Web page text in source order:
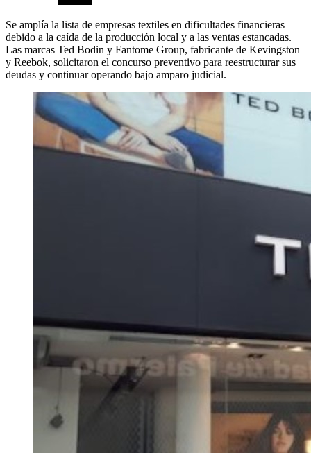
Se amplía la lista de empresas textiles en dificultades financieras
debido a la caída de la producción local y a las ventas estancadas.
Las marcas Ted Bodin y Fantome Group, fabricante de Kevingston
y Reebok, solicitaron el concurso preventivo para reestructurar sus
deudas y continuar operando bajo amparo judicial.